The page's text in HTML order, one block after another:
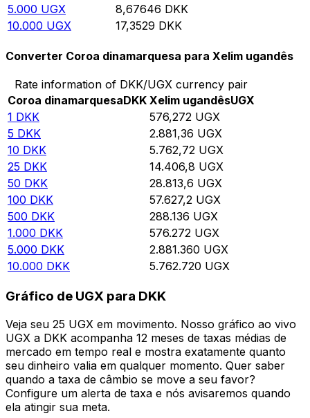
5.000 UGX 8,67646 DKK
10.000 UGX 17,3529 DKK
Converter Coroa dinamarquesa para Xelim ugandês
Rate information of DKK/UGX currency pair
Coroa dinamarquesaDKK Xelim ugandêsUGX
1 DKK 576,272 UGX
5 DKK 2.881,36 UGX
10 DKK 5.762,72 UGX
25 DKK 14.406,8 UGX
50 DKK 28.813,6 UGX
100 DKK 57.627,2 UGX
500 DKK 288.136 UGX
1.000 DKK 576.272 UGX
5.000 DKK 2.881.360 UGX
10.000 DKK 5.762.720 UGX
Gráfico de UGX para DKK
Veja seu 25 UGX em movimento. Nosso gráfico ao vivo
UGX a DKK acompanha 12 meses de taxas médias de
mercado em tempo real e mostra exatamente quanto
seu dinheiro valia em qualquer momento. Quer saber
quando a taxa de câmbio se move a seu favor?
Configure um alerta de taxa e nós avisaremos quando
ela atingir sua meta.